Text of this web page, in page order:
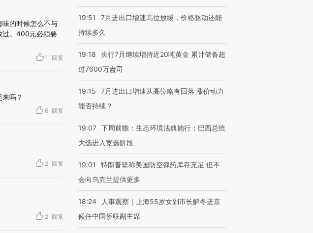
的时候怎么不与
过。400元必须要
1 · 回复
吗？
6 · 回复
2 · 回复
2 · 回复
19:51
7月进出口增速高位放缓，价格驱动还能
持续多久
19:18
央行7月继续增持近20吨黄金 累计储备超
过7600万盎司
19:15
7月进出口增速从高位略有回落 涨价动力
能否持续？
19:07 下周前瞻：生态环境法典施行；巴西总统
大选进入竞选阶段
19:01
特朗普坚称美国防空弹药库存充足 但不
会向乌克兰提供更多
18:24
人事观察｜上海55岁女副市长解冬进京
候任中国侨联副主席